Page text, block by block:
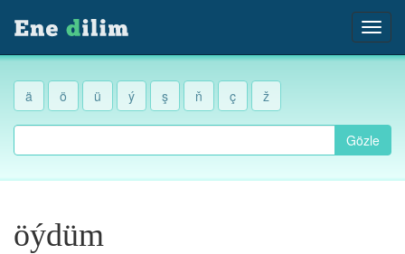
ä ö ü ý ş ň ç ž
Gözle
öýdüm